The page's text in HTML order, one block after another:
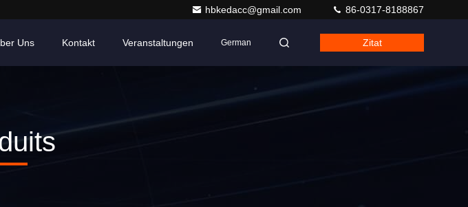
hbkedacc@gmail.com 86-0317-8188867
Uns Kontakt Veranstaltungen German Zitat